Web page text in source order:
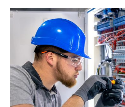
Aktualności